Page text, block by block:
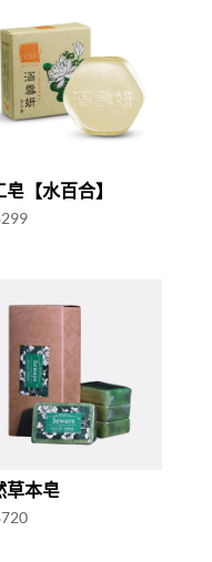
皂【水百合】
299
草本皂
720